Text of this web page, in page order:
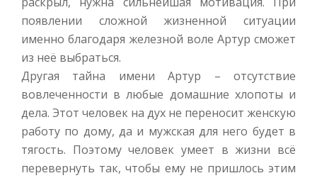
появлении сложной жизненной ситуации
именно благодаря железной воле Артур сможет
из неё выбраться.
Другая тайна имени Артур – отсутствие
вовлеченности в любые домашние хлопоты и
дела. Этот человек на дух не переносит женскую
работу по дому, да и мужская для него будет в
тягость. Поэтому человек умеет в жизни всё
перевернуть так, чтобы ему не пришлось этим